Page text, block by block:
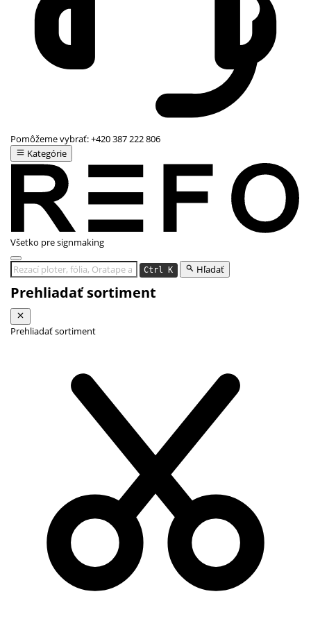
Pomôžeme vybrať:+420 387 222 806
Kategórie
Všetko pre signmaking
Ctrl K Hľadať
Prehliadať sortiment
Prehliadať sortiment